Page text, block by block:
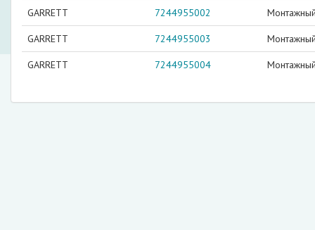
GARRETT 7244955002
GARRETT 7244955003
GARRETT 7244955004